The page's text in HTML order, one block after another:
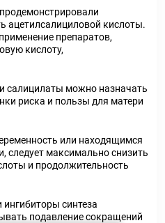
ацетилсалициловой кислоты.
препаратов,
кислоту,
салицилаты можно назначать
риска и пользы для матери
или находящимся
следует максимально снизить
и продолжительность
ингибиторы синтеза
подавление сокращений